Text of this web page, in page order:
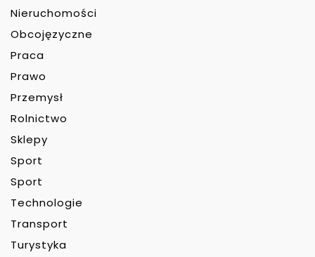
Nieruchomości
Obcojęzyczne
Praca
Prawo
Przemysł
Rolnictwo
Sklepy
Sport
Sport
Technologie
Transport
Turystyka